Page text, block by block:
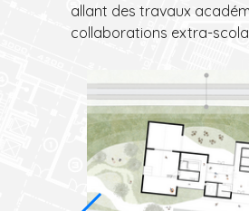
allant des travaux
collaborations extra-